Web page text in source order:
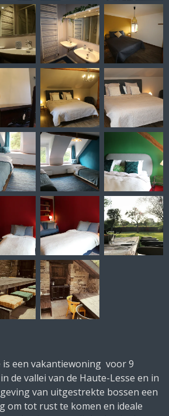
is een vakantiewoning voor 9
de vallei van de Haute-Lesse en in
van uitgestrekte bossen een
om tot rust te komen en ideale